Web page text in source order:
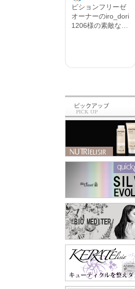
ピションフリーゼ
オーナーのiro_dori
1206様の素敵な投
最近のお買い物⁡ ⁡🆕
商品✨⁡⁡ トリミング
の先生に⁡ ⁡お教え頂
いた⁡ ⁡シャンプー＆
スリッカー⁡ ⁡シャン
プーは⁡ ⁡@labnat_ja
pan さん😊⁡ ⁡スリッ
カーは⁡ ⁡@beards.ll
c さん😊⁡ ⁡シャンプ
ーは、オーガニッ
クで⁡ ⁡とても優しい
成分なのに⁡ ⁡トリー
トメントなくても⁡ ⁡
さらふわに仕上が
り、しかも⁡ ⁡汚れが
ひどくなかったら⁡ ⁡
一度洗いでも きち
んと落とせる⁡ ⁡優れ
もの✨⁡ ⁡わん子にも
飼い主にも負担を⁡ ⁡
軽減するシャンプ